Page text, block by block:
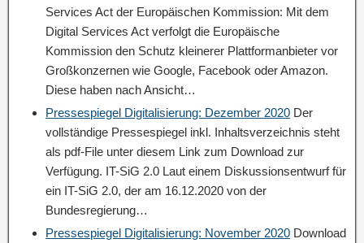
Services Act der Europäischen Kommission: Mit dem
Digital Services Act verfolgt die Europäische
Kommission den Schutz kleinerer Plattformanbieter vor
Großkonzernen wie Google, Facebook oder Amazon.
Diese haben nach Ansicht…
Pressespiegel Digitalisierung: Dezember 2020 Der
vollständige Pressespiegel inkl. Inhaltsverzeichnis steht
als pdf-File unter diesem Link zum Download zur
Verfügung. IT-SiG 2.0 Laut einem Diskussionsentwurf für
ein IT-SiG 2.0, der am 16.12.2020 von der
Bundesregierung…
Pressespiegel Digitalisierung: November 2020 Download